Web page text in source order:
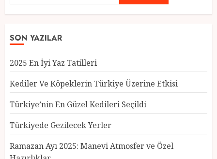
SON YAZILAR
2025 En İyi Yaz Tatilleri
Kediler Ve Köpeklerin Türkiye Üzerine Etkisi
Türkiye’nin En Güzel Kedileri Seçildi
Türkiyede Gezilecek Yerler
Ramazan Ayı 2025: Manevi Atmosfer ve Özel
Türkiye’nin En Güzel Kedileri
Seçildi
12 MART 2025